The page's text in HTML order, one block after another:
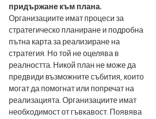
придържане към плана.
Организациите имат процеси за
стратегическо планиране и подробна
пътна карта за реализиране на
стратегия. Но той не оцелява в
реалността. Никой план не може да
предвиди възможните събития, които
могат да помогнат или попречат на
реализацията. Организациите имат
необходимост от гъвкавост. Появява